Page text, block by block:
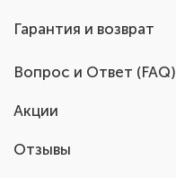
Гарантия и возврат
Вопрос и Ответ (FAQ)
Акции
Отзывы